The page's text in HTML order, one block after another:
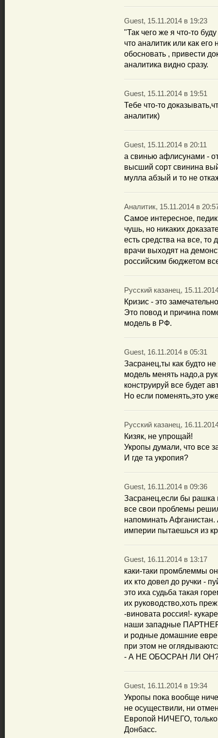
Guest, 15.11.2014 в 19:23
"Так чего же я что-то
что аналитик или как
обосновать , привести
аналитика видно сразу.
Guest, 15.11.2014 в 19:51
Тебе что-то
аналитик)
Guest, 15.11.2014 в 20:11
а свинью афлисунами -
высший сорт свинина
мулла абзый и то не
Аналитик, 15.11.2014 в
Самое интересное,
чушь, но никаких
есть средства на все, то
врачи выходят на
российским бюджетом
Русский казанец,
Кризис - это
Это повод и причина
модель в РФ.
Guest, 16.11.2014 в 05:31
Засранец,ты как будто
модель менять надо,а
конструируй все будет
Но если поменять,это
Русский казанец,
Кизяк, не упрощай!
Укропы думали, что все
И где та укропия?
Guest, 16.11.2014 в 09:36
Засранец,если бы рашка
все свои проблемы
напоминать
империи пытаешься из
Guest, 16.11.2014 в 13:17
каки-таки промблеммы
их кто довел до ручки -
это иха судьба такая
их руководство,хоть
-виновата россия!-
наши западные
и родные домашние
при этом не
- А НЕ ОБОСРАН ЛИ
Guest, 16.11.2014 в 19:34
Укропы пока вообще
не осуществили, ни
Европой НИЧЕГО, только
Донбасс.